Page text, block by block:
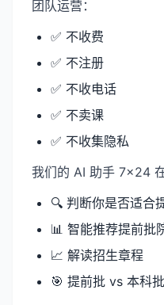
团队运营：
✅ 不收费
✅ 不注册
✅ 不收电话
✅ 不卖课
✅ 不收集隐私
我们的 AI 助手 7×24
🔍 判断你是否适合
📊 智能推荐提前批
📈 解读招生章程
🎯 提前批 vs 本科